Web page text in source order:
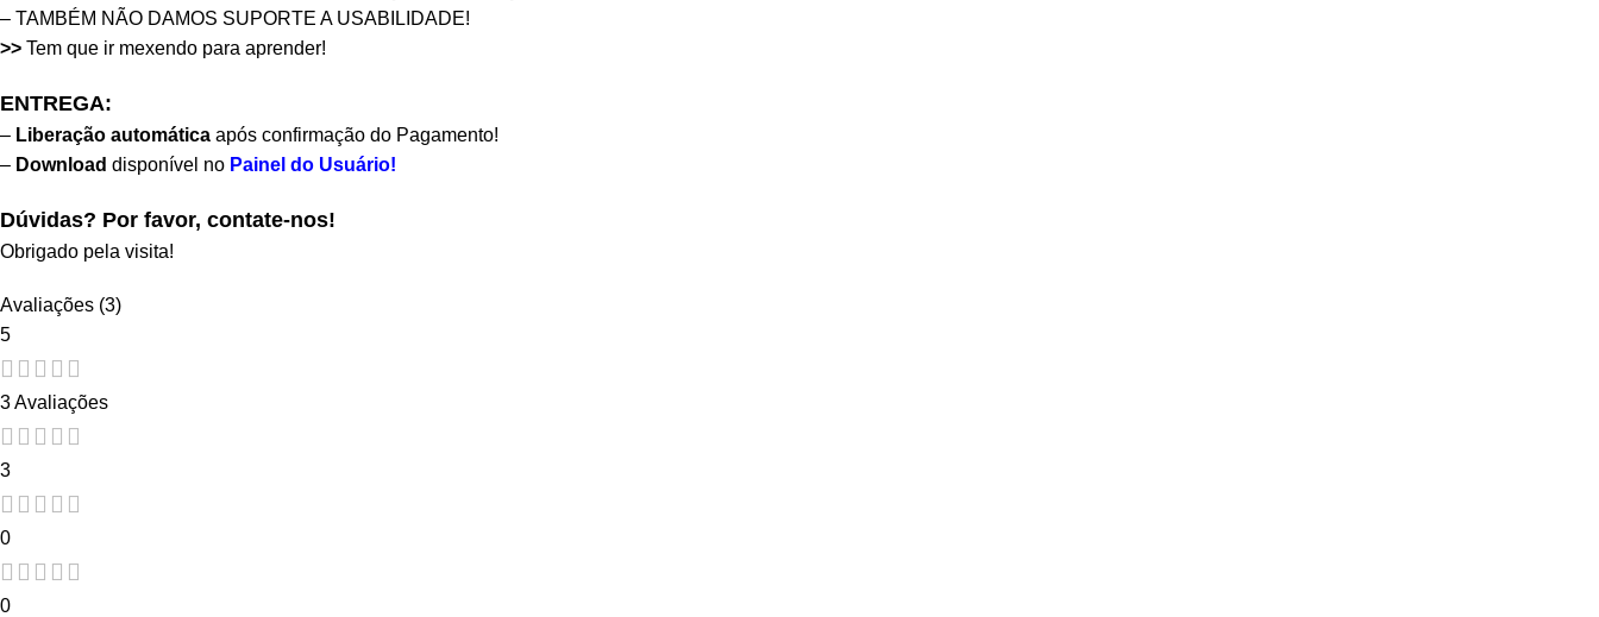
– TAMBÉM NÃO DAMOS SUPORTE A USABILIDADE!
>> Tem que ir mexendo para aprender!
ENTREGA:
– Liberação automática após confirmação do Pagamento!
– Download disponível no Painel do Usuário!
Dúvidas? Por favor, contate-nos!
Obrigado pela visita!
Avaliações (3)
5
3 Avaliações
3
0
0